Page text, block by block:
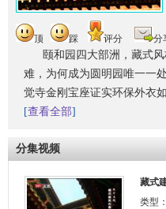
顶 踩 评分 分
颐和园四大部洲，藏式
难，为何成为圆明园唯一一
觉寺金刚宝座证实环保外衣
[查看全部]
分集视频
藏式
类型：